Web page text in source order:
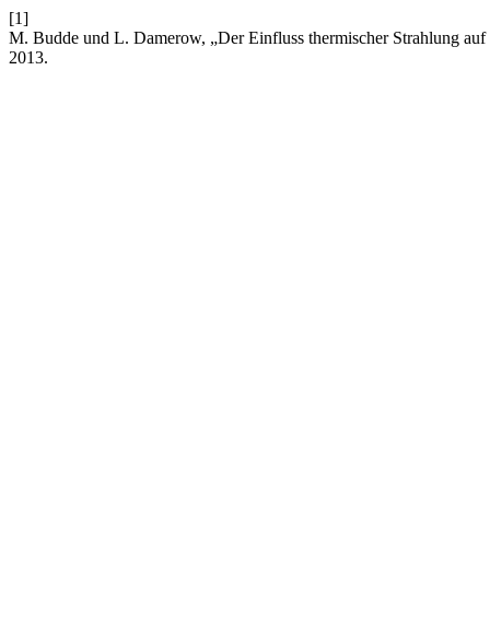
[1]
M. Budde und L. Damerow, „Der Einfluss thermischer Strahlung
2013.